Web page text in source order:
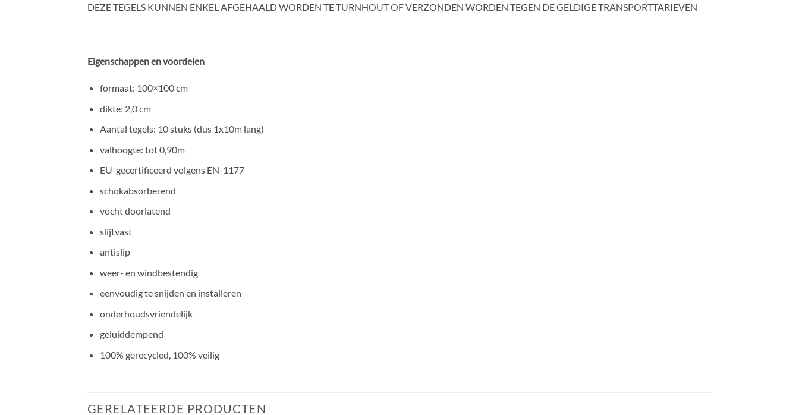
DEZE TEGELS KUNNEN ENKEL AFGEHAALD WORDEN TE TURNHOUT OF VERZONDEN WORDEN TEGEN DE GELDIGE TRANSPORTTARIEVEN
Eigenschappen en voordelen
formaat: 100×100 cm
dikte: 2,0 cm
Aantal tegels: 10 stuks (dus 1x10m lang)
valhoogte: tot 0,90m
EU-gecertificeerd volgens EN-1177
schokabsorberend
vocht doorlatend
slijtvast
antislip
weer- en windbestendig
eenvoudig te snijden en installeren
onderhoudsvriendelijk
geluiddempend
100% gerecycled, 100% veilig
GERELATEERDE PRODUCTEN